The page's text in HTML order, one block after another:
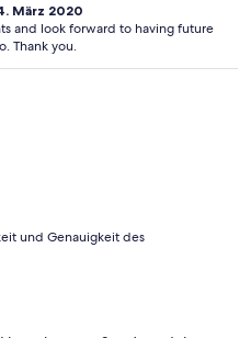
and downtown San Jose (15
information available on the
to go to -- that info was so
was great too -- and took
We felt very safe
we wanted to go.
helpful and after a few weeks,
The pool was great too &
were there almost
holidays & a place we will
in San Jose is unbelievably
for everything, Ken - I'm
all our friends too!
März 2020
and look forward to having future
Thank you.
und Genauigkeit des